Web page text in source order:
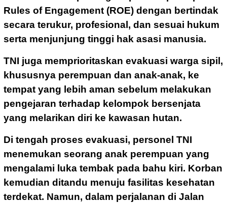
Rules of Engagement (ROE) dengan bertindak
secara terukur, profesional, dan sesuai hukum
serta menjunjung tinggi hak asasi manusia.
TNI juga memprioritaskan evakuasi warga sipil,
khususnya perempuan dan anak-anak, ke
tempat yang lebih aman sebelum melakukan
pengejaran terhadap kelompok bersenjata
yang melarikan diri ke kawasan hutan.
Di tengah proses evakuasi, personel TNI
menemukan seorang anak perempuan yang
mengalami luka tembak pada bahu kiri. Korban
kemudian ditandu menuju fasilitas kesehatan
terdekat. Namun, dalam perjalanan di Jalan